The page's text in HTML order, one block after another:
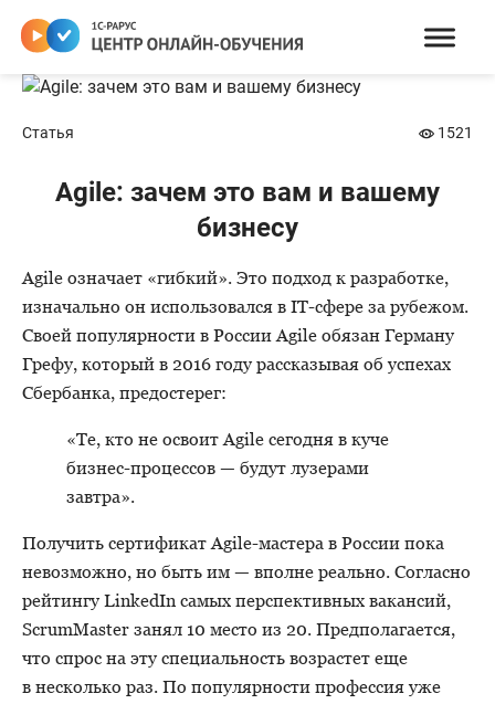
Статья 1521
Agile: зачем это вам и вашему
бизнесу
Agile означает «гибкий». Это подход к разработке,
изначально он использовался в IT-сфере за рубежом.
Своей популярности в России Agile обязан Герману
Грефу, который в 2016 году рассказывая об успехах
Сбербанка, предостерег:
«Те, кто не освоит Agile сегодня в куче
бизнес-процессов — будут лузерами
завтра».
Получить сертификат Agile-мастера в России пока
невозможно, но быть им — вполне реально. Согласно
рейтингу LinkedIn самых перспективных вакансий,
ScrumMaster занял 10 место из 20. Предполагается,
что спрос на эту специальность возрастет еще
в несколько раз. По популярности профессия уже